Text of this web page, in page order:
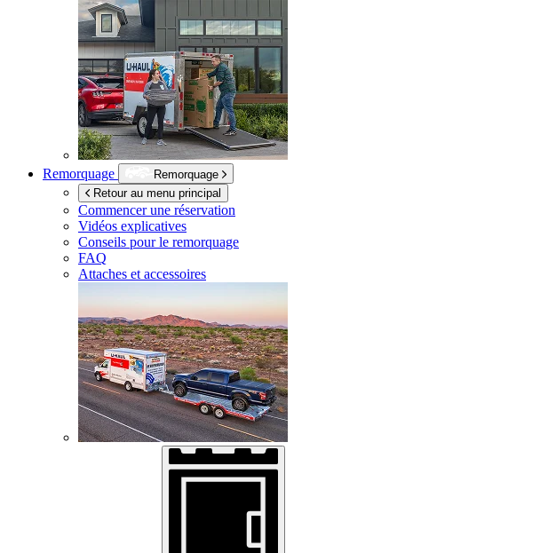
Remorquage
Remorquage
Retour au menu principal
Commencer une réservation
Vidéos explicatives
Conseils pour le remorquage
FAQ
Attaches et accessoires